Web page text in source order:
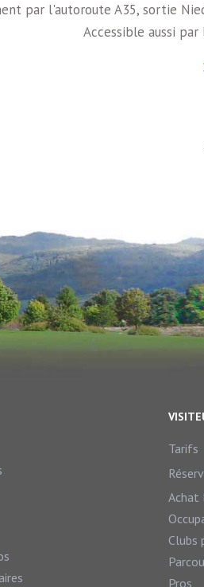
par l'autoroute A35, sortie
Accessible aussi
Tarifs
Achat
Clubs
Pros